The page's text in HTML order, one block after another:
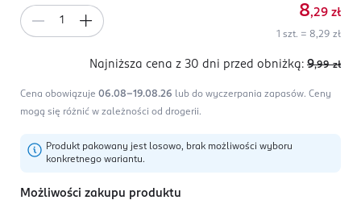
8,29 zł
1 szt. = 8,29 zł
Najniższa cena z 30 dni przed obniżką: 9,99 zł
Cena obowiązuje 06.08-19.08.26 lub do wyczerpania zapasów. Ceny
mogą się różnić w zależności od drogerii.
Produkt pakowany jest losowo, brak możliwości wyboru
konkretnego wariantu.
Możliwości zakupu produktu